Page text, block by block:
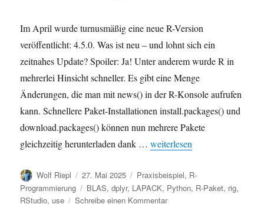
Im April wurde turnusmäßig eine neue R-Version
veröffentlicht: 4.5.0. Was ist neu – und lohnt sich ein
zeitnahes Update? Spoiler: Ja! Unter anderem wurde R in
mehrerlei Hinsicht schneller. Es gibt eine Menge
Änderungen, die man mit news() in der R-Konsole aufrufen
kann. Schnellere Paket-Installationen install.packages() und
download.packages() können nun mehrere Pakete
gleichzeitig herunterladen dank …„R-Version 4.5.0: Was ist
weiterlesen
Autor
Wolf Riepl
Veröffentlicht
am
27. Mai 2025 Kategorien
Praxisbeispiel, R-
Programmierung
Schlagwörter
BLAS,dplyr, LAPACK, Python, R-Paket, rig,
RStudio, use Schreibe einen Kommentarzu